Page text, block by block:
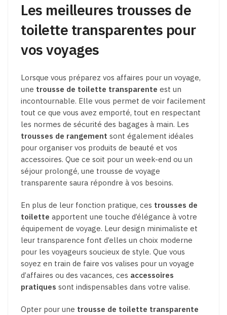
Les meilleures trousses de
toilette transparentes pour
vos voyages
Lorsque vous préparez vos affaires pour un voyage,
une trousse de toilette transparente est un
incontournable. Elle vous permet de voir facilement
tout ce que vous avez emporté, tout en respectant
les normes de sécurité des bagages à main. Les
trousses de rangement sont également idéales
pour organiser vos produits de beauté et vos
accessoires. Que ce soit pour un week-end ou un
séjour prolongé, une trousse de voyage
transparente saura répondre à vos besoins.
En plus de leur fonction pratique, ces trousses de
toilette apportent une touche d’élégance à votre
équipement de voyage. Leur design minimaliste et
leur transparence font d’elles un choix moderne
pour les voyageurs soucieux de style. Que vous
soyez en train de faire vos valises pour un voyage
d’affaires ou des vacances, ces accessoires
pratiques sont indispensables dans votre valise.
Opter pour une trousse de toilette transparente